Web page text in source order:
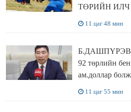
ТӨРИЙН
Сутай
11 цаг 48 мин
Б.ДАШПҮРЭВ:
92 төрлийн
ам.доллар
11 цаг 55 мин